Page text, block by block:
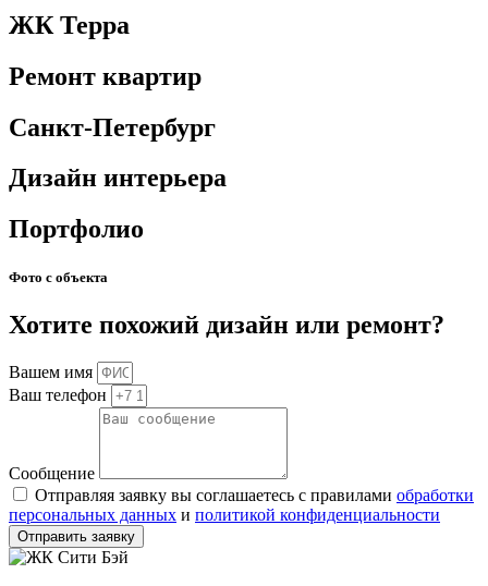
ЖК Терра
Ремонт квартир
Санкт-Петербург
Дизайн интерьера
Портфолио
Фото с объекта
Хотите похожий дизайн или ремонт?
Вашем имя
Ваш телефон
Сообщение
Отправляя заявку вы соглашаетесь с правилами обработки
персональных данных и политикой конфиденциальности
Отправить заявку